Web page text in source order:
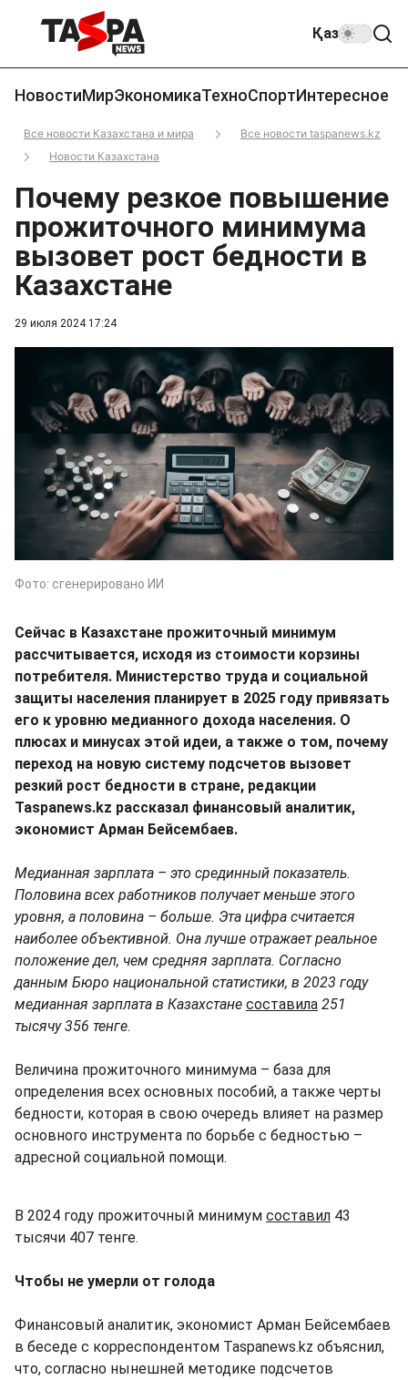
Қаз
НовостиМирЭкономикаТехноСпортИнтересное
Все новости Казахстана и мира
Все новости taspanews.kz
Новости Казахстана
29 июля 2024 17:24
Почему резкое повышение
прожиточного минимума
вызовет рост бедности в
Казахстане
Фото: сгенерировано ИИ
Сейчас в Казахстане прожиточный минимум
рассчитывается, исходя из стоимости корзины
потребителя. Министерство труда и социальной
защиты населения планирует в 2025 году привязать
его к уровню медианного дохода населения. О
плюсах и минусах этой идеи, а также о том, почему
переход на новую систему подсчетов вызовет
резкий рост бедности в стране, редакции
Taspanews.kz рассказал финансовый аналитик,
экономист Арман Бейсембаев.
Медианная зарплата – это срединный показатель.
Половина всех работников получает меньше этого
уровня, а половина – больше. Эта цифра считается
наиболее объективной. Она лучше отражает реальное
положение дел, чем средняя зарплата. Согласно
данным Бюро национальной статистики, в 2023 году
медианная зарплата в Казахстане составила 251
тысячу 356 тенге.
Величина прожиточного минимума – база для
определения всех основных пособий, а также черты
бедности, которая в свою очередь влияет на размер
основного инструмента по борьбе с бедностью –
адресной социальной помощи.
В 2024 году прожиточный минимум составил 43
тысячи 407 тенге.
Чтобы не умерли от голода
Финансовый аналитик, экономист Арман Бейсембаев
в беседе с корреспондентом Taspanews.kz объяснил,
что, согласно нынешней методике подсчетов